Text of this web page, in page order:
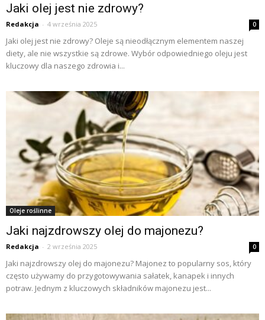
Jaki olej jest nie zdrowy?
Redakcja - 4 września 2025 0
Jaki olej jest nie zdrowy? Oleje są nieodłącznym elementem naszej
diety, ale nie wszystkie są zdrowe. Wybór odpowiedniego oleju jest
kluczowy dla naszego zdrowia i...
Oleje roślinne
Jaki najzdrowszy olej do majonezu?
Redakcja - 2 września 2025 0
Jaki najzdrowszy olej do majonezu? Majonez to popularny sos, który
często używamy do przygotowywania sałatek, kanapek i innych
potraw. Jednym z kluczowych składników majonezu jest...